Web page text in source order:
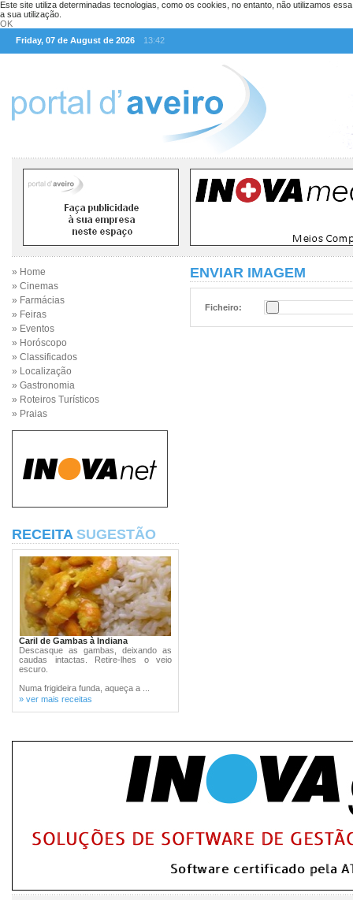
Este site utiliza determinadas tecnologias, como os cookies, no entanto, não utilizamos
a sua utilização.
OK
Friday, 07 de August de 2026
13:42
» Home
» Cinemas
» Farmácias
» Feiras
» Eventos
» Horóscopo
» Classificados
» Localização
» Gastronomia
» Roteiros Turísticos
» Praias
RECEITA SUGESTÃO
Caril de Gambas à Indiana
Descasque as gambas, deixando as
caudas intactas. Retire-lhes o veio
escuro.
Numa frigideira funda, aqueça a ...
» ver mais receitas
ENVIAR IMAGEM
Ficheiro: